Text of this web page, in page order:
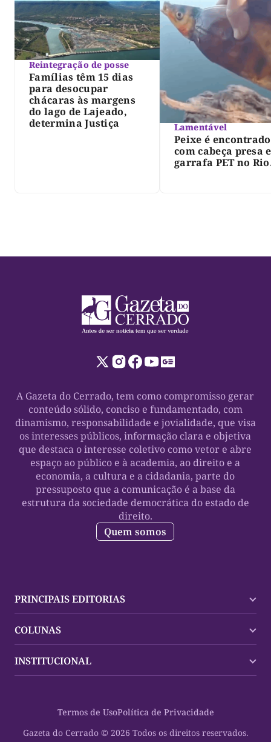
Reintegração de posse
Famílias têm 15 dias
para desocupar
chácaras às margens
do lago de Lajeado,
determina Justiça
Lamentável
Peixe é encontrado
com cabeça presa
garrafa PET no Rio
A Gazeta do Cerrado, tem como compromisso gerar
conteúdo sólido, conciso e fundamentado, com
dinamismo, responsabilidade e jovialidade, que visa
os interesses públicos, informação clara e objetiva
que destaca o interesse coletivo como vetor e abre
espaço ao público e à academia, ao direito e a
economia, a cultura e a cidadania, parte do
pressuposto que a comunicação é a base da
estrutura da sociedade democrática do estado de
direito.
Quem somos
PRINCIPAIS EDITORIAS
Palmas
Mundo
Oportunidades
Cultura
COLUNAS
Policial
Planeta Vivo
Espaço Cidadania
INSTITUCIONAL
Gazeta do Cerrado © 2026 Todos os direitos reservados.
Termos de UsoPolítica de Privacidade